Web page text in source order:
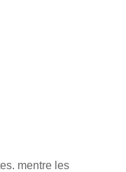
mentre les